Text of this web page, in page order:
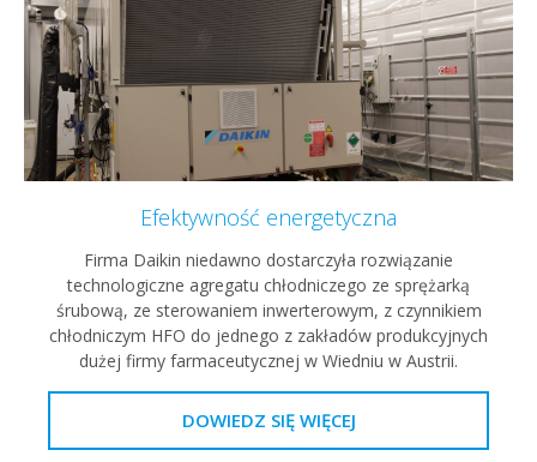
Efektywność energetyczna
Firma Daikin niedawno dostarczyła rozwiązanie
technologiczne agregatu chłodniczego ze sprężarką
śrubową, ze sterowaniem inwerterowym, z czynnikiem
chłodniczym HFO do jednego z zakładów produkcyjnych
dużej firmy farmaceutycznej w Wiedniu w Austrii.
DOWIEDZ SIĘ WIĘCEJ